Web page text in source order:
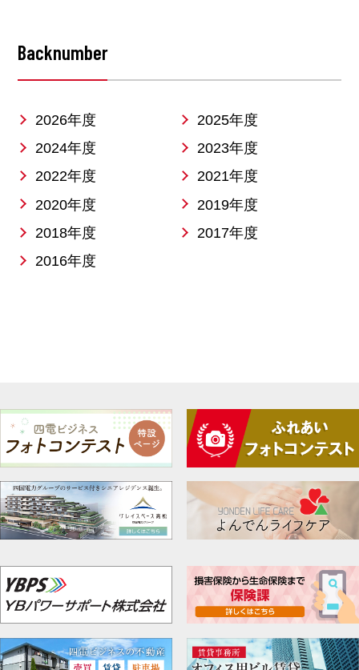
Backnumber
2026年度
2025年度
2024年度
2023年度
2022年度
2021年度
2020年度
2019年度
2018年度
2017年度
2016年度